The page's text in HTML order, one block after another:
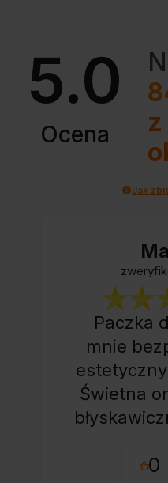
5.0
Ocena
z
Jak
Paczka
mnie
Świetna
sklepu0